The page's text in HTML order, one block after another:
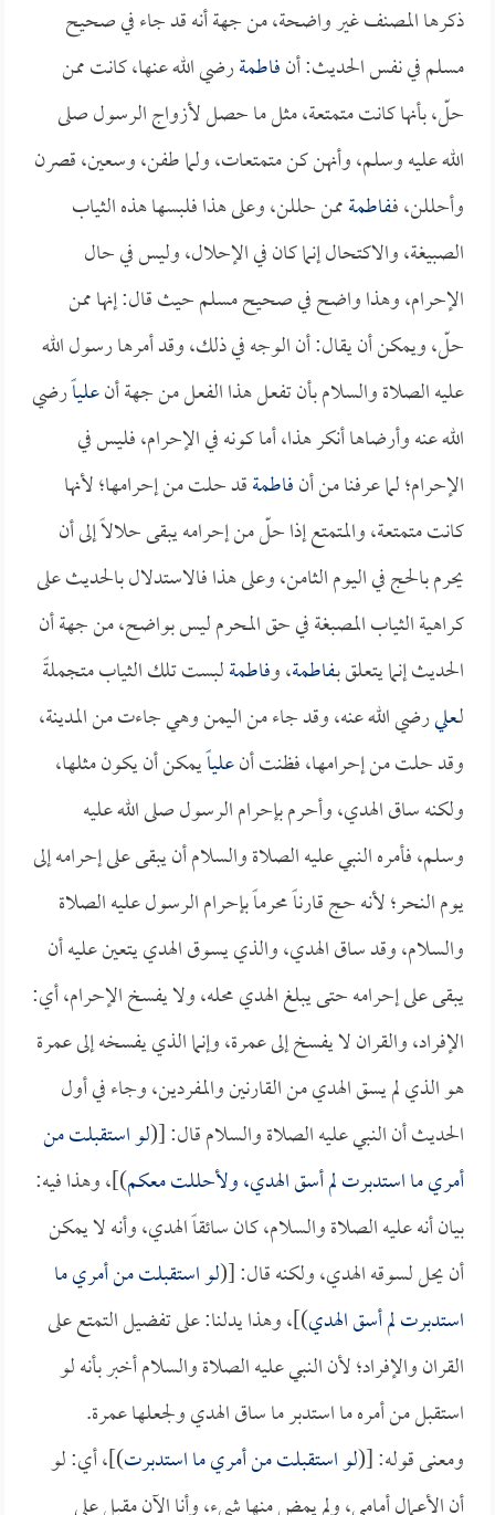
ذكرها المصنف غير واضحة، من جهة أنه قد جاء في صحيح
مسلم في نفس الحديث: أنفاطمةرضي الله عنها، كانت ممن
حلّ، بأنها كانت متمتعة، مثل ما حصل لأزواج الرسول صلى
الله عليه وسلم، وأنهن كن متمتعات، ولما طفن، وسعين، قصرن
وأحللن، فـفاطمةممن حللن، وعلى هذا فلبسها هذه الثياب
الصبيغة، والاكتحال إنما كان في الإحلال، وليس في حال
الإحرام، وهذا واضح في صحيح مسلم حيث قال: إنها ممن
حلّ، ويمكن أن يقال: أن الوجه في ذلك، وقد أمرها رسول الله
عليه الصلاة والسلام بأن تفعل هذا الفعل من جهة أنعلياًرضي
الله عنه وأرضاها أنكر هذا، أما كونه في الإحرام، فليس في
الإحرام؛ لما عرفنا من أنفاطمةقد حلت من إحرامها؛ لأنها
كانت متمتعة، والمتمتع إذا حلّ من إحرامه يبقى حلالاً إلى أن
يحرم بالحج في اليوم الثامن، وعلى هذا فالاستدلال بالحديث على
كراهية الثياب المصبغة في حق المحرم ليس بواضح، من جهة أن
الحديث إنما يتعلق بـفاطمة، وفاطمةلبست تلك الثياب متجملةً
لـعليرضي الله عنه، وقد جاء من اليمن وهي جاءت من المدينة،
وقد حلت من إحرامها، فظنت أنعلياًيمكن أن يكون مثلها،
ولكنه ساق الهدي، وأحرم بإحرام الرسول صلى الله عليه
وسلم، فأمره النبي عليه الصلاة والسلام أن يبقى على إحرامه إلى
يوم النحر؛ لأنه حج قارناً محرماً بإحرام الرسول عليه الصلاة
والسلام، وقد ساق الهدي، والذي يسوق الهدي يتعين عليه أن
يبقى على إحرامه حتى يبلغ الهدي محله، ولا يفسخ الإحرام، أي:
الإفراد، والقران لا يفسخ إلى عمرة، وإنما الذي يفسخه إلى عمرة
هو الذي لم يسق الهدي من القارنين والمفردين، وجاء في أول
الحديث أن النبي عليه الصلاة والسلام قال: [(لو استقبلت من
أمري ما استدبرت لم أسق الهدي، ولأحللت معكم)]، وهذا فيه:
بيان أنه عليه الصلاة والسلام، كان سائقاً الهدي، وأنه لا يمكن
أن يحل لسوقه الهدي، ولكنه قال: [(لو استقبلت من أمري ما
استدبرت لم أسق الهدي)]، وهذا يدلنا: على تفضيل التمتع على
القران والإفراد؛ لأن النبي عليه الصلاة والسلام أخبر بأنه لو
استقبل من أمره ما استدبر ما ساق الهدي ولجعلها عمرة.
ومعنى قوله: [(لو استقبلت من أمري ما استدبرت)]، أي: لو